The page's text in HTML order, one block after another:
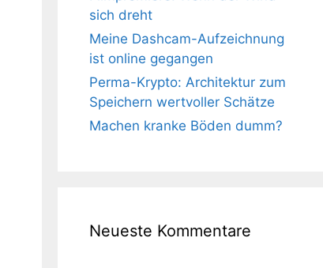
sich dreht
Meine Dashcam-Aufzeichnung
ist online gegangen
Perma-Krypto: Architektur zum
Speichern wertvoller Schätze
Machen kranke Böden dumm?
Neueste Kommentare